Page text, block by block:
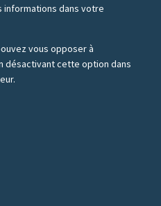
informations dans votre
vous opposer à
désactivant cette option dans